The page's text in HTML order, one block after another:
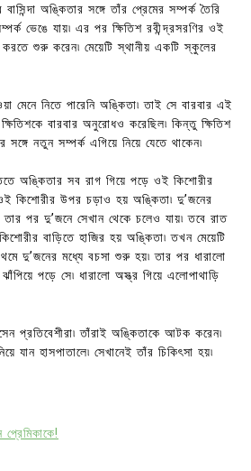
অঙ্কিতার সঙ্গে তাঁর প্রেমের সম্পর্ক তৈরি
ভেঙে যায়৷ এর পর ক্ষিতিশ রবীন্দ্রসরণির ওই
শুরু করেন৷ মেয়েটি স্থানীয় একটি স্কুলের
মেনে নিতে পারেনি অঙ্কিতা৷ তাই সে বারবার এই
বারবার অনুরোধও করেছিল৷ কিন্তু ক্ষিতিশ
নতুন সম্পর্ক এগিয়ে নিয়ে যেতে থাকেন৷
অঙ্কিতার সব রাগ গিয়ে পড়ে ওই কিশোরীর
কিশোরীর উপর চড়াও হয় অঙ্কিতা৷ দু’জনের
পর দু’জনে সেখান থেকে চলেও যায়৷ তবে রাত
বাড়িতে হাজির হয় অঙ্কিতা৷ তখন মেয়েটি
দু’জনের মধ্যে বচসা শুরু হয়৷ তার পর ধারালো
পড়ে সে৷ ধারালো অস্ত্র গিয়ে এলোপাথাড়ি
প্রতিবেশীরা৷ তাঁরাই অঙ্কিতাকে আটক করেন৷
যান হাসপাতালে৷ সেখানেই তাঁর চিকিৎসা হয়৷
প্রেমিকাকে!